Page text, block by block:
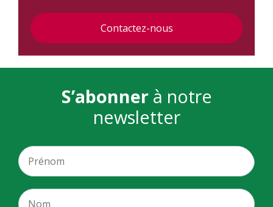
Contactez-nous
S’abonner à notre
newsletter